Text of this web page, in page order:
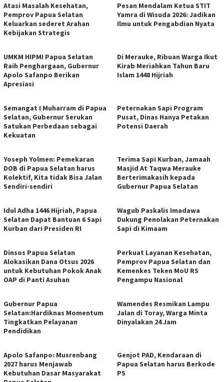
Atasi Masalah Kesehatan,
Pemprov Papua Selatan
Keluarkan sederet Arahan
Kebijakan Strategis
Pesan Mendalam Ketua STIT
Yamra di Wisuda 2026: Jadikan
Ilmu untuk Pengabdian Nyata
UMKM HIPMI Papua Selatan
Raih Penghargaan, Gubernur
Apolo Safanpo Berikan
Apresiasi
Di Merauke, Ribuan Warga Ikut
Kirab Meriahkan Tahun Baru
Islam 1448 Hijriah
Semangat I Muharram di Papua
Selatan, Gubernur Serukan
Satukan Perbedaan sebagai
Kekuatan
Peternakan Sapi Program
Pusat, Dinas Hanya Petakan
Potensi Daerah
Yoseph Yolmen: Pemekaran
DOB di Papua Selatan harus
Kolektif, Kita tidak Bisa Jalan
Sendiri-sendiri
Terima Sapi Kurban, Jamaah
Masjid At Taqwa Merauke
Berterimakasih kepada
Gubernur Papua Selatan
Idul Adha 1446 Hijriah, Papua
Selatan Dapat Bantuan 6 Sapi
Kurban dari Presiden RI
Wagub Paskalis Imadawa
Dukung Penolakan Peternakan
Sapi di Kimaam
Dinsos Papua Selatan
Alokasikan Dana Otsus 2026
untuk Kebutuhan Pokok Anak
OAP di Panti Asuhan
Perkuat Layanan Kesehatan,
Pemprov Papua Selatan dan
Kemenkes Teken MoU RS
Pengampu Nasional
Gubernur Papua
Selatan:Hardiknas Momentum
Tingkatkan Pelayanan
Pendidikan
Wamendes Resmikan Lampu
Jalan di Toray, Warga Minta
Dinyalakan 24 Jam
Apolo Safanpo: Musrenbang
2027 harus Menjawab
Kebutuhan Dasar Masyarakat
Genjot PAD, Kendaraan di
Papua Selatan harus Berkode
PS